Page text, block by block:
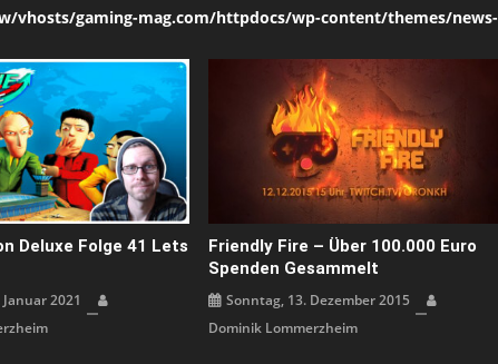
vhosts/gaming-mag.com/httpdocs/wp-content/themes/news-
Deluxe Folge 41 Lets
2021
Friendly Fire – Über 100.000 Euro
Spenden Gesammelt
Sonntag, 13. Dezember 2015
Dominik Lommerzheim